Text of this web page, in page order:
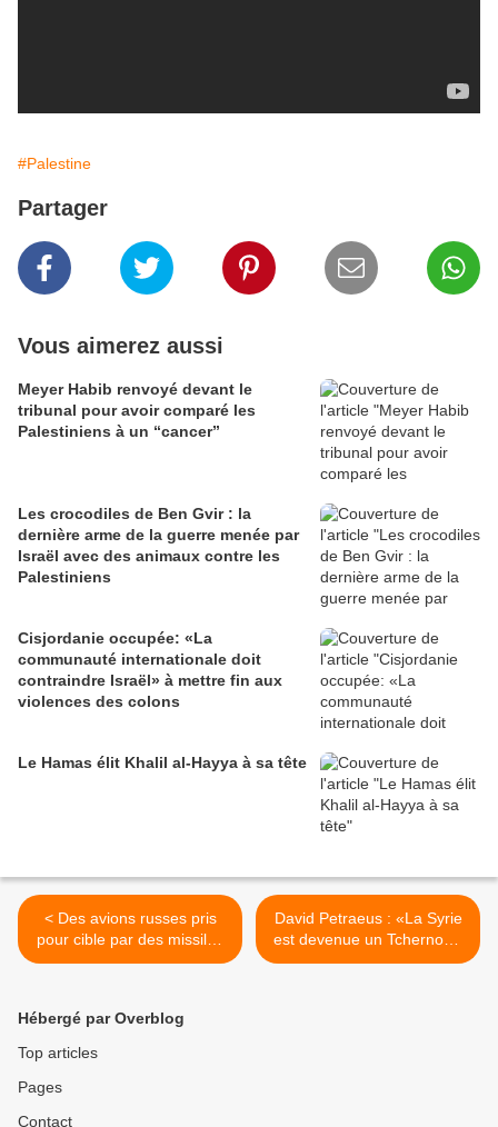
#Palestine
Partager
Vous aimerez aussi
Meyer Habib renvoyé devant le
tribunal pour avoir comparé les
Palestiniens à un “cancer”
Les crocodiles de Ben Gvir : la
dernière arme de la guerre menée par
Israël avec des animaux contre les
Palestiniens
Cisjordanie occupée: «La
communauté internationale doit
contraindre Israël» à mettre fin aux
violences des colons
Le Hamas élit Khalil al-Hayya à sa tête
< Des avions russes pris
pour cible par des missiles
sol-air de l’Etat Islamique?
David Petraeus : «La Syrie
est devenue un Tchernobyl
géopolitique» >
Hébergé par Overblog
Top articles
Pages
Contact